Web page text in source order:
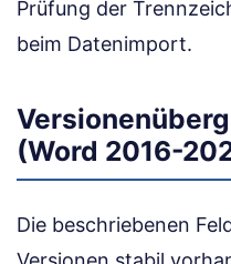
Prüfung der
beim Datenimport.
(Word 2016-
Die beschriebenen